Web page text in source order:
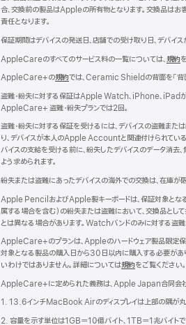
イ
ン
ウ
開
き
す）
合、交換前の製品はAppleの所有物となります。交換品はお
責任となります。
保証期間はデバイスの発送日、店舗での受け取り日、デバイ
AppleCareのすべてのサービス料の一覧については、 規約
ウ
イ
ウ
で
ま
AppleCare+の規約（新
ウ
イ
ン
ド
ウ
き
ま
す）
では、Ceramic Shieldの背面を「背
盗難・紛失に対する保証はApple Watch、iPhone、iPadが
AppleCare+ 盗難・紛失プランでは2回。
盗難・紛失に対する保証を受けるには、デバイスの盗難また
り、デバイスが本人のApple Accountと関連付けられている
バイスの支給を受ける前に、紛失したデバイスのデータ消去
よう求められます。
紛失または盗難にあったデバイスの海外での交換は、在庫が
Apple PencilおよびApple製キーボードは、保証対象とな
属する場合を含む）の紛失または盗難において、交換品と
とは異なる場合があります。Watchバンドのみに対する盗
AppleCare+のプランは、Appleのハードウェア製品限定
対象となる製品の購入日から30日以内に購入する必要があ
いわけではありません。詳細については規約（新
ウ
イ
をご覧ください。
AppleCare+に定められた義務は、Apple Japan合同会
1. 13.6インチMacBook Airのディスプレイは上部の隅が丸
2. 容量を示す単位は1GB＝10億バイト、1TB＝1兆バイトで